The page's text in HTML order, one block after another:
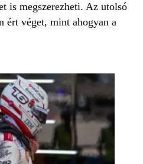
is megszerezheti. Az utolsó
ért véget, mint ahogyan a